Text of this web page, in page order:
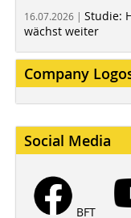
16.07.2026 | Studie:
wächst weiter
Company
Social Media
BFT